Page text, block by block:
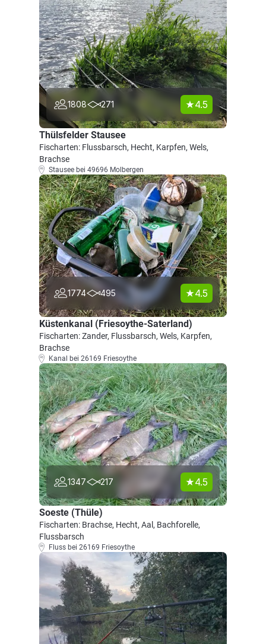
1808 271 4.5
Thülsfelder Stausee
Fischarten: Flussbarsch, Hecht, Karpfen, Wels,
Brachse
Stausee bei 49696 Molbergen
1774 495 4.5
Küstenkanal (Friesoythe-Saterland)
Fischarten: Zander, Flussbarsch, Wels, Karpfen,
Brachse
Kanal bei 26169 Friesoythe
1347 217 4.5
Soeste (Thüle)
Fischarten: Brachse, Hecht, Aal, Bachforelle,
Flussbarsch
Fluss bei 26169 Friesoythe